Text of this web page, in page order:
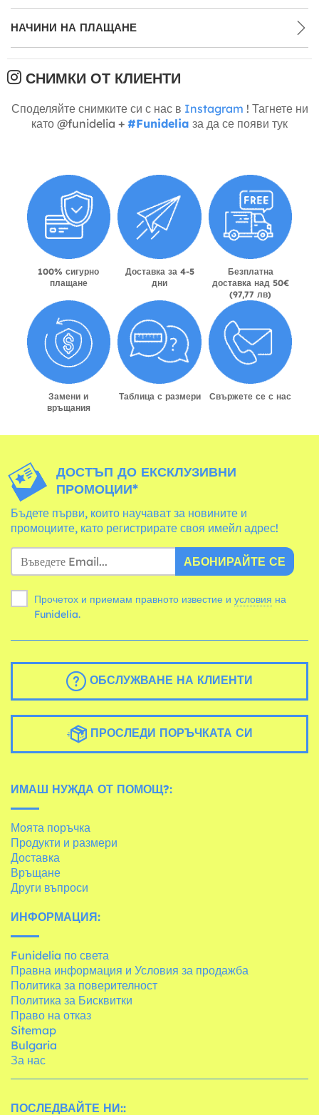
НАЧИНИ НА ПЛАЩАНЕ
СНИМКИ ОТ КЛИЕНТИ
Споделяйте снимките си с нас в Instagram ! Тагнете ни
като @funidelia + #Funidelia за да се появи тук
100% сигурно
плащане
Доставка за 4-5
дни
Безплатна
доставка над 50€
(97,77 лв)
Замени и
връщания
Таблица с размери Свържете се с нас
ДОСТЪП ДО ЕКСКЛУЗИВНИ
ПРОМОЦИИ*
Бъдете първи, които научават за новините и
промоциите, като регистрирате своя имейл адрес!
АБОНИРАЙТЕ СЕ
Прочетох и приемам правното известие и условия
Funidelia.
ОБСЛУЖВАНЕ НА КЛИЕНТИ
ПРОСЛЕДИ ПОРЪЧКАТА СИ
ИМАШ НУЖДА ОТ ПОМОЩ?:
Моята поръчка
Продукти и размери
Доставка
Връщане
Други въпроси
ИНФОРМАЦИЯ:
Funidelia по света
Правна информация и Условия за продажба
Политика за поверителност
Политика за Бисквитки
Право на отказ
Sitemap
Bulgaria
За нас
ПОСЛЕДВАЙТЕ НИ::